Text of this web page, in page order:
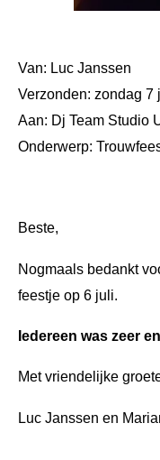
Van: Luc Janssen
Verzonden: zondag 7
Aan: Dj Team Studio
Onderwerp:
Beste,
Nogmaals bedankt
feestje op 6 juli.
Iedereen was zeer
Met vriendelijke
Luc Janssen en